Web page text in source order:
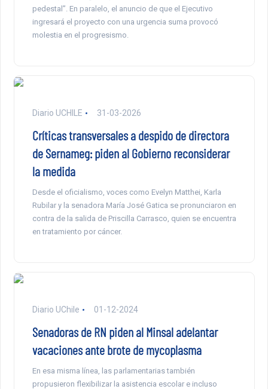
pedestal”. En paralelo, el anuncio de que el Ejecutivo
ingresará el proyecto con una urgencia suma provocó
molestia en el progresismo.
Diario UCHILE 31-03-2026
Críticas transversales a despido de directora
de Sernameg: piden al Gobierno reconsiderar
la medida
Desde el oficialismo, voces como Evelyn Matthei, Karla
Rubilar y la senadora María José Gatica se pronunciaron en
contra de la salida de Priscilla Carrasco, quien se encuentra
en tratamiento por cáncer.
Diario UChile 01-12-2024
Senadoras de RN piden al Minsal adelantar
vacaciones ante brote de mycoplasma
En esa misma línea, las parlamentarias también
propusieron flexibilizar la asistencia escolar e incluso